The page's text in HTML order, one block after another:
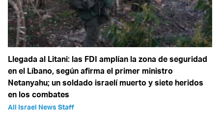
Llegada al Litani: las FDI amplían la zona de seguridad
en el Líbano, según afirma el primer ministro
Netanyahu; un soldado israelí muerto y siete heridos
en los combates
All Israel News Staff